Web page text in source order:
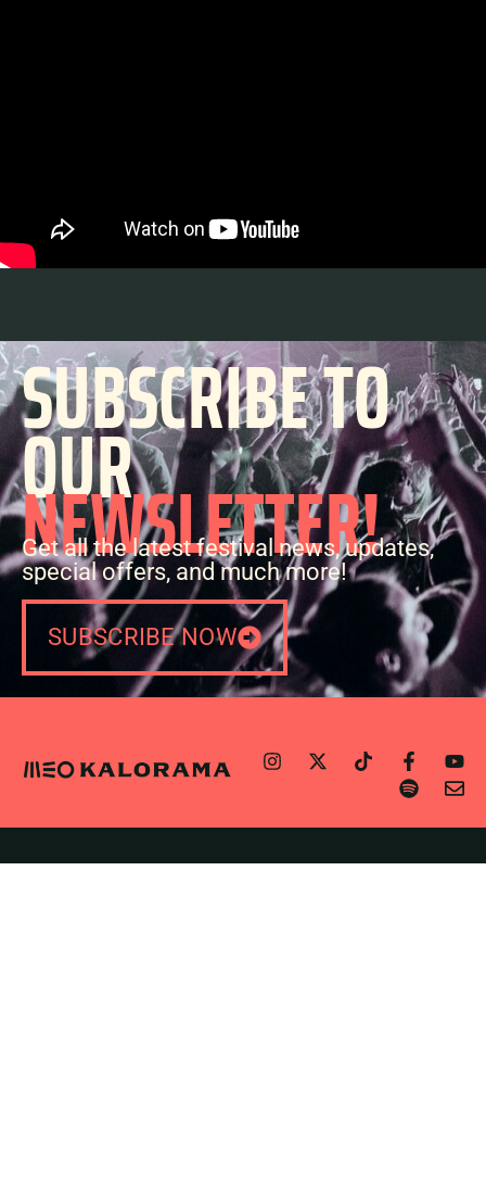
SUBSCRIBE TO
OUR
NEWSLETTER!
Get all the latest festival news, updates,
special offers, and much more!
SUBSCRIBE NOW